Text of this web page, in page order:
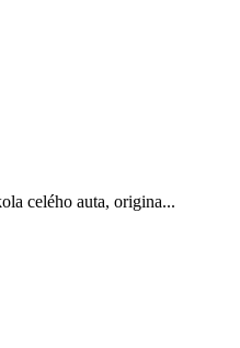
celého auta, origina...